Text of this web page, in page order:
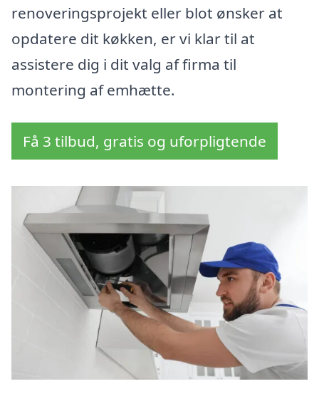
renoveringsprojekt eller blot ønsker at
opdatere dit køkken, er vi klar til at
assistere dig i dit valg af firma til
montering af emhætte.
Få 3 tilbud, gratis og uforpligtende